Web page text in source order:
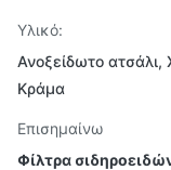
Υλικό:
Ανοξείδωτο ατσάλι,
Κράμα
Επισημαίνω
Φίλτρα